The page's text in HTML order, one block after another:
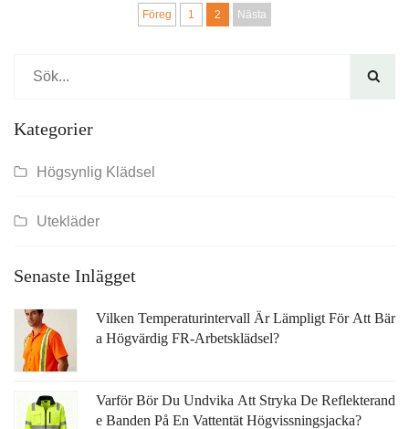
Föreg 1 2 Nästa

Kategorier
Högsynlig Klädsel
Utekläder
Senaste Inlägget
Vilken Temperaturintervall Är Lämpligt För Att Bär
A Högvärdig FR-Arbetsklädsel?
Varför Bör Du Undvika Att Stryka De Reflekterand
E Banden På En Vattentät Högvissningsjacka?